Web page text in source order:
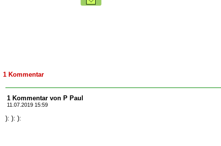
1 Kommentar
1 Kommentar von P Paul
11.07.2019 15:59
): ): ):